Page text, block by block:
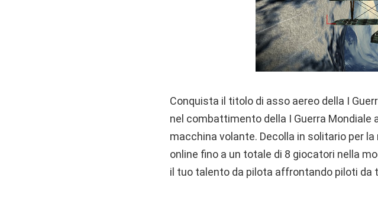
Conquista il titolo di asso aereo della I
nel combattimento della I Guerra Mondiale
macchina volante. Decolla in solitario per
online fino a un totale di 8 giocatori nella
il tuo talento da pilota affrontando piloti da